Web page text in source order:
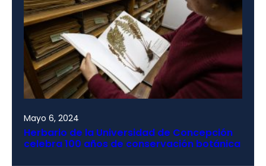
Mayo 6, 2024
Herbario de la Universidad de Concepción
celebra 100 años de conservación botánica